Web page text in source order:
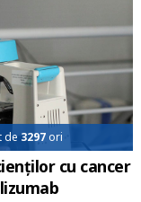
de 3297 ori
cu cancer